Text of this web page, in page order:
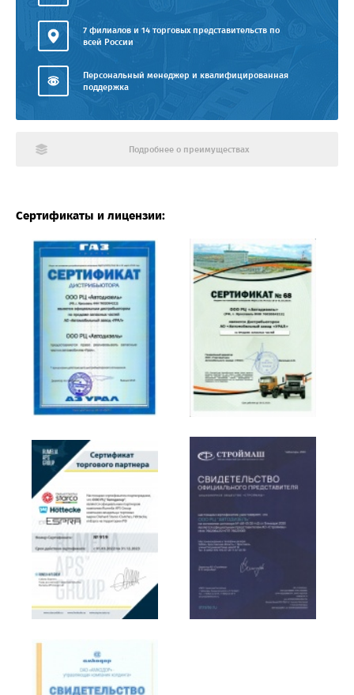
7 филиалов и 14 торговых представительств по
всей России
Персональный менеджер и квалифицированная
поддержка
Подробнее о преимуществах
Сертификаты и лицензии: